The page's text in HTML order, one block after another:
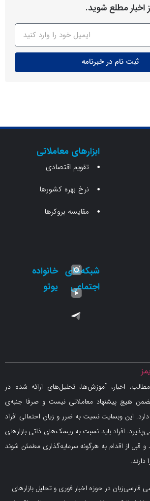
شوید.
در خبرنامه
ابزارهای معاملاتی
تقویم اقتصادی
نرخ بهره کشورها
مقایسه بروکرها
شبکه‌های خانواده
یوتو
آموزش‌ها، تحلیل‌های ارائه شده در
معاملاتی نیست و صرفا جنبه‌ی
نسبت به ضرر و زیان احتمالی افراد
باید نسبت به ریسک‌های ذاتی بازارهای
به هرگونه سرمایه‌گذاری مطمئن شوند
در حوزه اخبار فوری و تحلیل بازارهای